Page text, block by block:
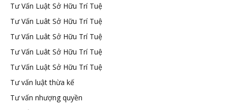
Tư Vấn Luật Sở Hữu Trí Tuệ
Tư Vấn Luât Sở Hữu Trí Tuệ
Tư Vấn Luât Sở Hữu Trí Tuệ
Tư Vấn Luât Sở Hữu Trí Tuệ
Tư Vấn Luật Sở Hữu Trí Tuệ
Tư vấn luật thừa kế
Tư vấn nhượng quyền